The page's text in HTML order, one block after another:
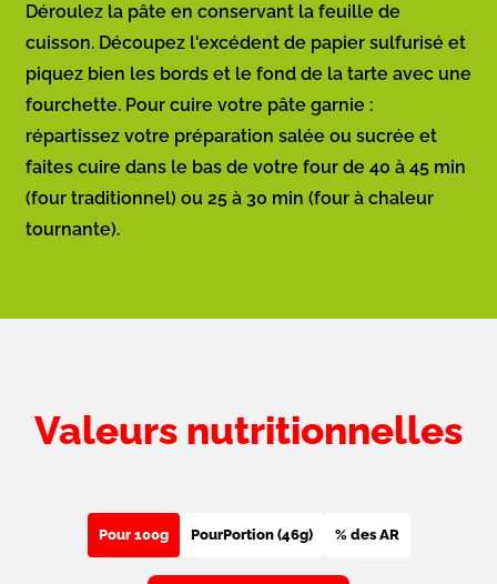
Déroulez la pâte en conservant la feuille de
cuisson. Découpez l'excédent de papier sulfurisé et
piquez bien les bords et le fond de la tarte avec une
fourchette. Pour cuire votre pâte garnie :
répartissez votre préparation salée ou sucrée et
faites cuire dans le bas de votre four de 40 à 45 min
(four traditionnel) ou 25 à 30 min (four à chaleur
tournante).
Valeurs nutritionnelles
Pour 100g PourPortion (46g) % des AR